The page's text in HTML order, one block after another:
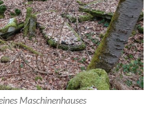
Maschinenhauses